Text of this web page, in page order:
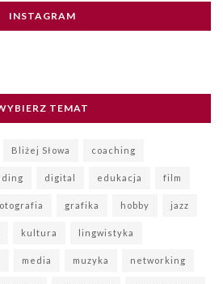
INSTAGRAM
TEMAT
Bliżej Słowa coaching
digital edukacja film
grafika hobby jazz
kultura lingwistyka
media muzyka networking